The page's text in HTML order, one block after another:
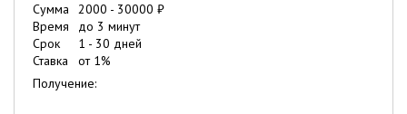
Сумма 2000 - 30000 ₽
Время
до 3 минут
Срок
1 - 30 дней
Ставка
от 1%
Получение: